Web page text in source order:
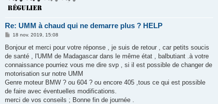
Re: UMM à chaud qui ne demarre plus ? HELP
M
s
a
g
18 nov. 2019, 15:08
Bonjour et merci pour votre réponse , je suis de retour , car petits soucis
de santé , l'UMM de Madagascar dans le même état , balbutiant .à votre
connaissance pourriez vous me dire svp , si il est possible de changer de
motorisation sur notre UMM
Genre moteur BMW ? ou 604 ? ou encore 405 ,tous ce qui est possible
de faire avec éventuelles modifications.
merci de vos conseils ; Bonne fin de journée .